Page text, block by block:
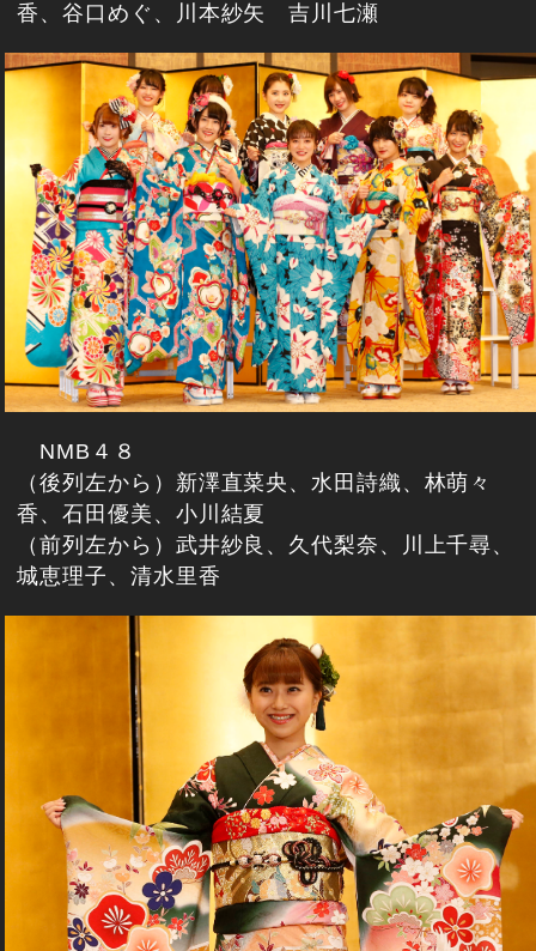
香、谷口めぐ、川本紗矢 吉川七瀬
NMB４８
（後列左から）新澤直菜央、水田詩織、林萌々
香、石田優美、小川結夏
（前列左から）武井紗良、久代梨奈、川上千尋、
城恵理子、清水里香